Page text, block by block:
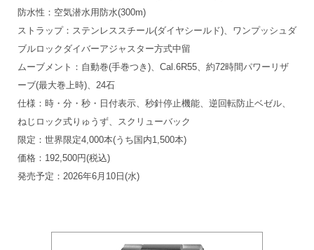
防水性：空気潜水用防水(300m)
ストラップ：ステンレススチール(ダイヤシールド)、ワンプッシュダ
ブルロックダイバーアジャスター方式中留
ムーブメント：自動巻(手巻つき)、Cal.6R55、約72時間パワーリザ
ーブ(最大巻上時)、24石
仕様：時・分・秒・日付表示、秒針停止機能、逆回転防止ベゼル、
ねじロック式りゅうず、スクリューバック
限定：世界限定4,000本(うち国内1,500本)
価格：192,500円(税込)
発売予定：2026年6月10日(水)